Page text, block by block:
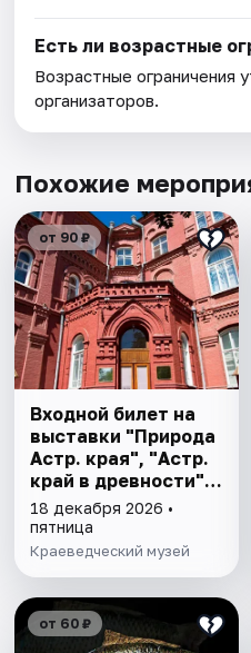
Есть ли возрастные
Возрастные ограничения
организаторов.
Похожие
от 90 ₽
Входной билет на
выставки "Природа
Астр. края", "Астр.
край в древности",
"Заселение Астр.
края"
18 декабря 2026 •
пятница
Краеведческий музей
от 60 ₽